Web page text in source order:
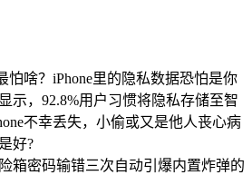
啥？iPhone里的隐私数据恐怕是你
示，92.8%用户习惯将隐私存储至智
不幸丢失，小偷或又是他人丧心病
好?
密码输错三次自动引爆内置炸弹的